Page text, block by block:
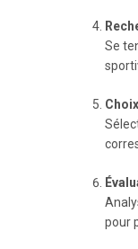
Se
pour